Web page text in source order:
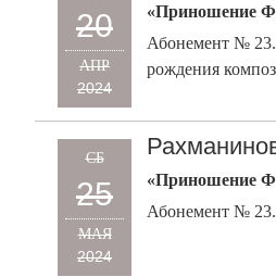
20
АПР
2024
«Приношение
Абонемент № 23.
рождения
СБ
25
МАЯ
2024
«Приношение
Абонемент №